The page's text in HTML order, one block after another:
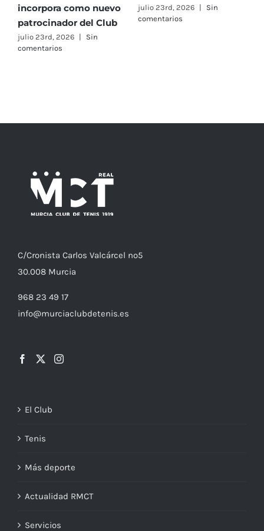
incorpora como nuevo
patrocinador del Club
julio 23rd, 2026 |
Sin
comentarios
julio 23rd, 2026 |
Sin
comentarios
C/Cronista Carlos Valcárcel nº5
30.008 Murcia
968 23 49 17
info@murciaclubdetenis.es
El Club
Tenis
Más deporte
Actualidad RMCT
Servicios